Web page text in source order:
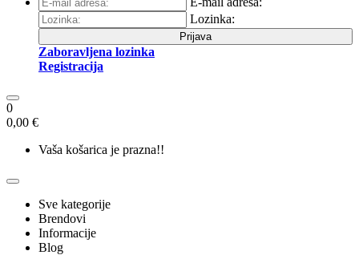
Lozinka:
Prijava
Zaboravljena lozinka
Registracija
0
0,00 €
Vaša košarica je prazna!!
Sve kategorije
Brendovi
Informacije
Blog